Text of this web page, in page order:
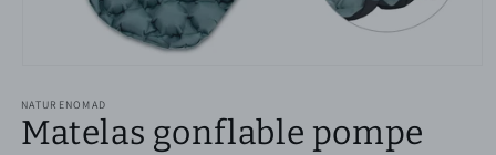
média
1
dans
NATURENOMAD
Matelas gonflable pompe